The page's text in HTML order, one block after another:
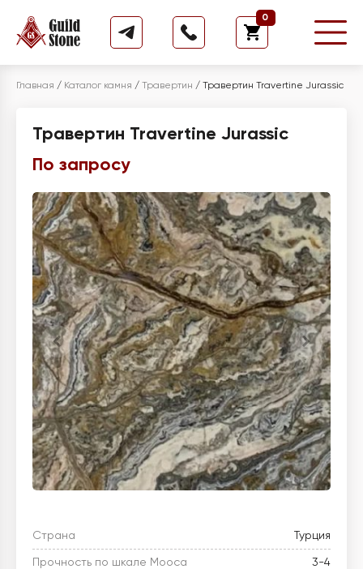
0
Главная / Каталог камня / Травертин / Травертин Travertine Jurassic
Травертин Travertine Jurassic
По запросу
Страна Турция
Прочность по шкале Мооса 3-4